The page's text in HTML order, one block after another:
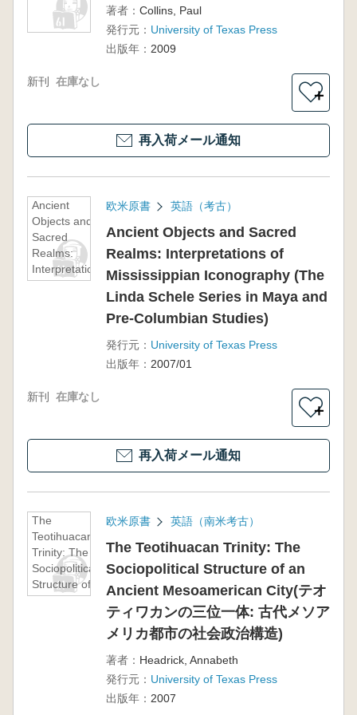
著者： Collins, Paul
発行元： University of Texas Press
出版年： 2009
新刊 在庫なし
＋
再入荷メール通知
Ancient
Objects and
Sacred
Realms:
Interpretations
of
Columbian
欧米原書 英語（考古）
Ancient Objects and Sacred
Realms: Interpretations of
Mississippian Iconography (The
Linda Schele Series in Maya and
Pre-Columbian Studies)
発行元： University of Texas Press
出版年： 2007/01
新刊 在庫なし
＋
再入荷メール通知
The
Teotihuacan
Trinity: The
Sociopolitical
Structure of an
Ancient
欧米原書 英語（南米考古）
The Teotihuacan Trinity: The
Sociopolitical Structure of an
Ancient Mesoamerican City(テオ
ティワカンの三位一体: 古代メソア
メリカ都市の社会政治構造)
著者： Headrick, Annabeth
発行元： University of Texas Press
出版年： 2007